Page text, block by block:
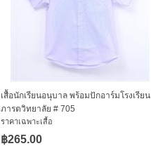
เสื้อนักเรียนอนุบาล พร้อมปักอาร์มโรงเรียน
ภารตวิทยาลัย # 705
ราคาเฉพาะเสื้อ
฿265.00